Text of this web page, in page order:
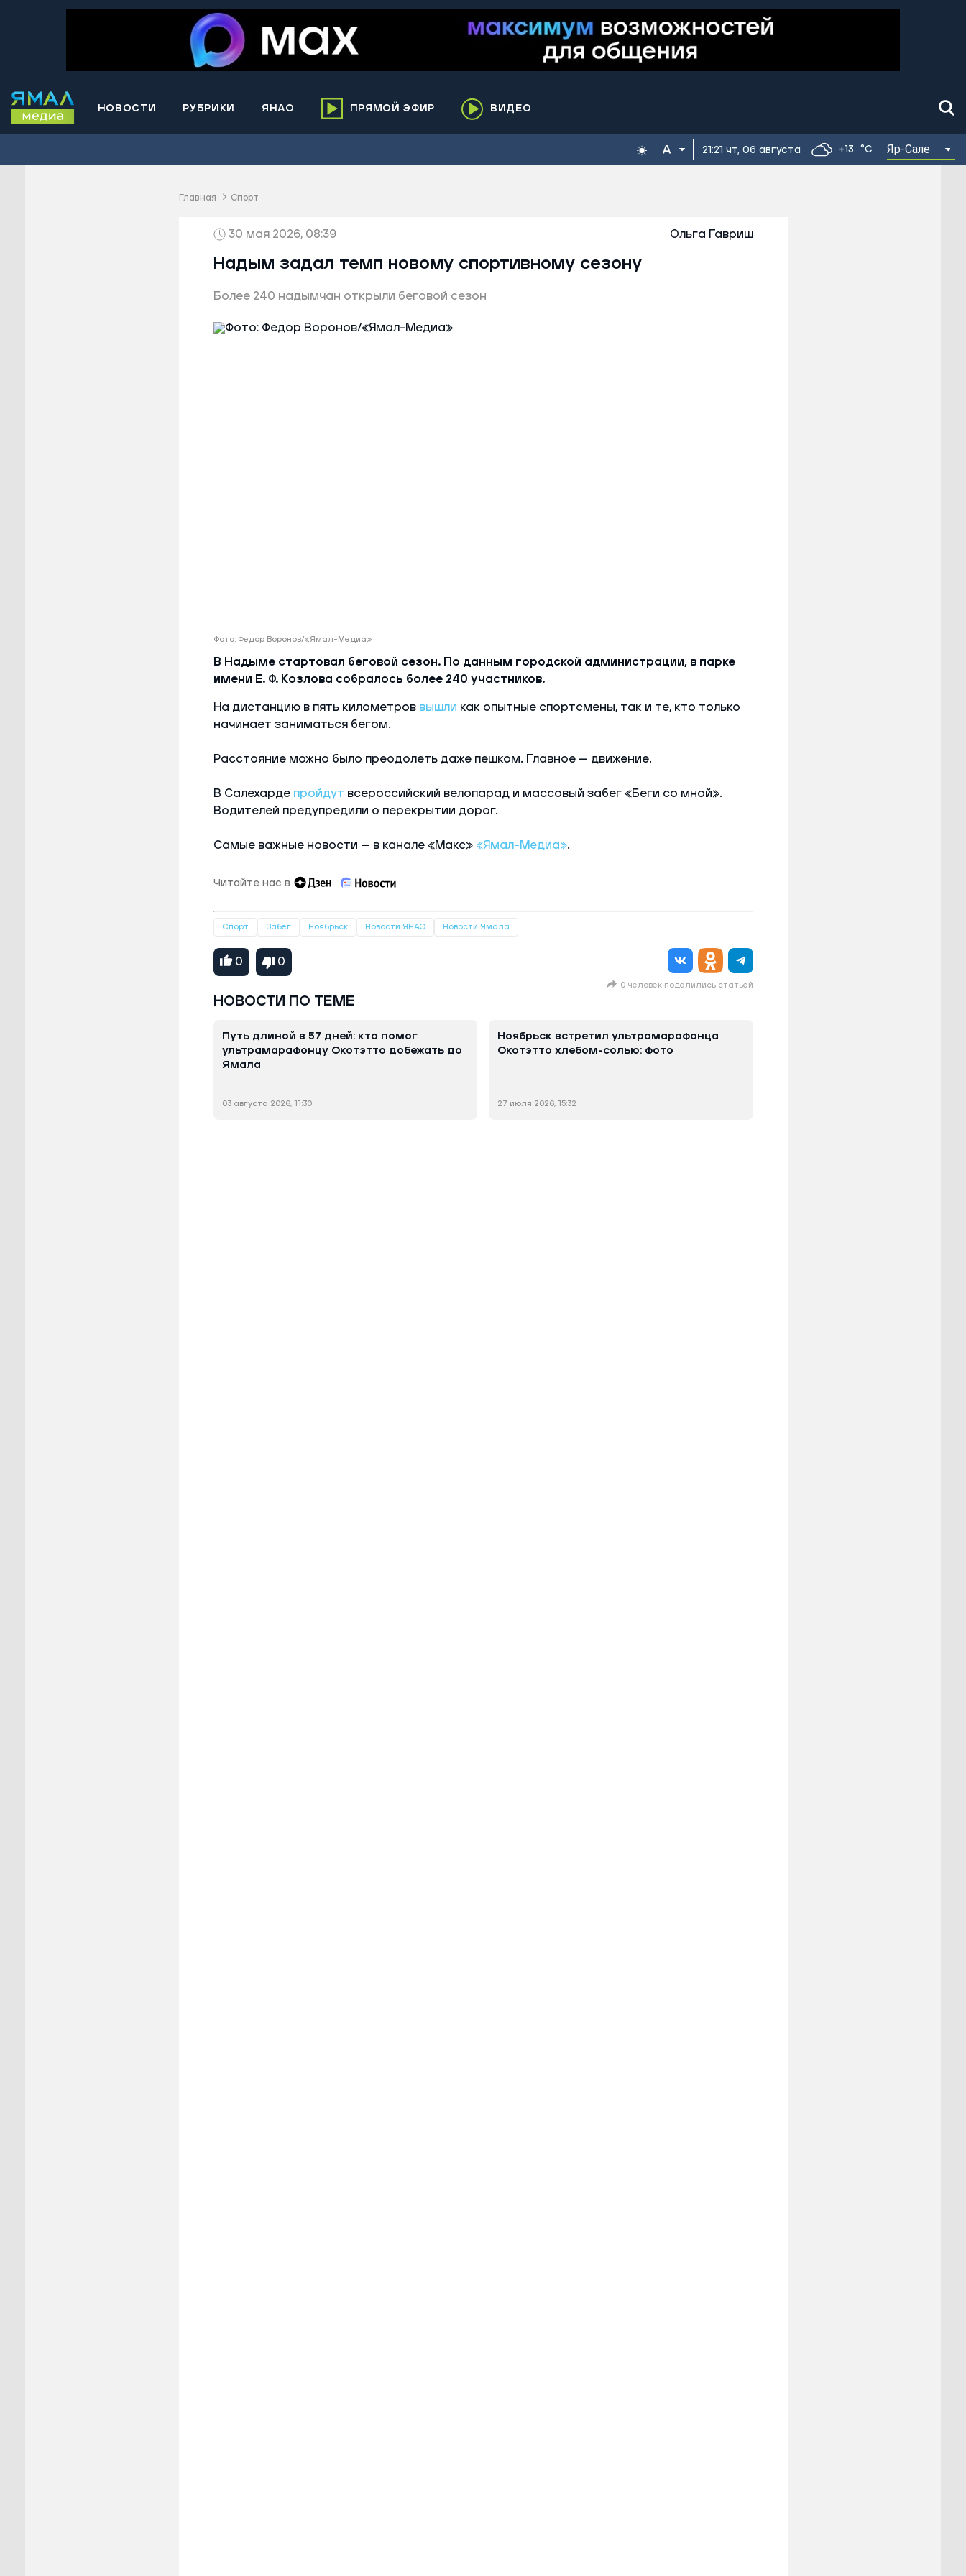
НОВОСТИ РУБРИКИ ЯНАО
Муравленко
Ноябрьск
ПРЯМОЙ ЭФИР ВИДЕО
21:21 чт, 06 августа +13 °C Яр-Сале
Главная Спорт
30 мая 2026, 08:39 Ольга Гавриш
Надым задал темп новому спортивному сезону
Более 240 надымчан открыли беговой сезон
Фото: Федор Воронов/«Ямал-Медиа»
В Надыме стартовал беговой сезон. По данным городской администрации, в парке
имени Е. Ф. Козлова собралось более 240 участников.
На дистанцию в пять километров вышли как опытные спортсмены, так и те, кто только
начинает заниматься бегом.
Расстояние можно было преодолеть даже пешком. Главное — движение.
В Салехарде пройдут всероссийский велопарад и массовый забег «Беги со мной».
Водителей предупредили о перекрытии дорог.
Самые важные новости — в канале «Макс»«Ямал-Медиа».
Читайте нас в
Спорт Забег Ноябрьск Новости ЯНАО Новости Ямала
0 0
0 человек поделились статьей
НОВОСТИ ПО ТЕМЕ
Путь длиной в 57 дней: кто помог
ультрамарафонцу Окотэтто добежать до
Ямала
03 августа 2026, 11:30
Ноябрьск встретил ультрамарафонца
Окотэтто хлебом-солью: фото
27 июля 2026, 15:32